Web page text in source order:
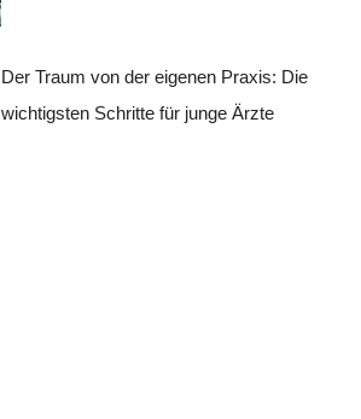
Der Traum von der eigenen Praxis: Die
wichtigsten Schritte für junge Ärzte